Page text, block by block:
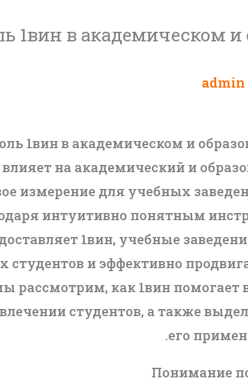
1вин в академическом
admin
1вин в академическом и
на академический и
измерение для учебных
интуитивно понятным
1вин, учебные
студентов и эффективно
рассмотрим, как 1вин помогает
студентов, а также
его
Понимание